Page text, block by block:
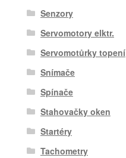
Senzory
Servomotory elktr.
Servomotůrky topení
Snímače
Spínače
Stahovačky oken
Startéry
Tachometry